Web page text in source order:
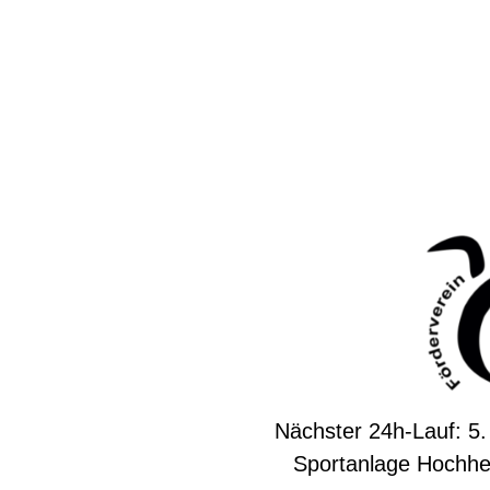
Nächster 24h-Lauf:
Sportanlage